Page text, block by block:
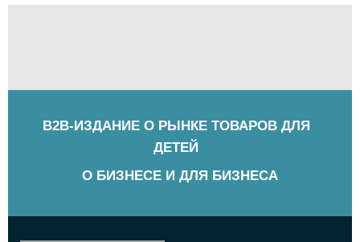
B2B-ИЗДАНИЕ О РЫНКЕ ТОВАРОВ ДЛЯ
ДЕТЕЙ
О БИЗНЕСЕ И ДЛЯ БИЗНЕСА